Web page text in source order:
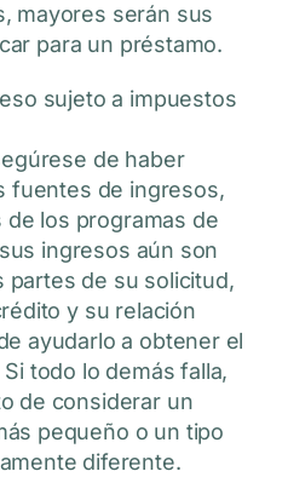
mayores serán sus
para un préstamo.
sujeto a impuestos
de haber
fuentes de ingresos,
los programas de
ingresos aún son
partes de su solicitud,
y su relación
ayudarlo a obtener el
todo lo demás falla,
de considerar un
pequeño o un tipo
diferente.